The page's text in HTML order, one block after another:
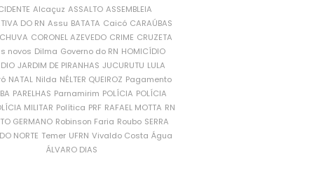
Alcaçuz ASSALTO ASSEMBLEIA
DO RN Assu BATATA Caicó CARAÚBAS
CORONEL AZEVEDO CRIME CRUZETA
novos Dilma Governo do RN HOMICÍDIO
JARDIM DE PIRANHAS JUCURUTU LULA
NATAL Nilda NÉLTER QUEIROZ Pagamento
PARELHAS Parnamirim POLÍCIA POLÍCIA
MILITAR Política PRF RAFAEL MOTTA RN
GERMANO Robinson Faria Roubo SERRA
NORTE Temer UFRN Vivaldo Costa Água
ÁLVARO DIAS